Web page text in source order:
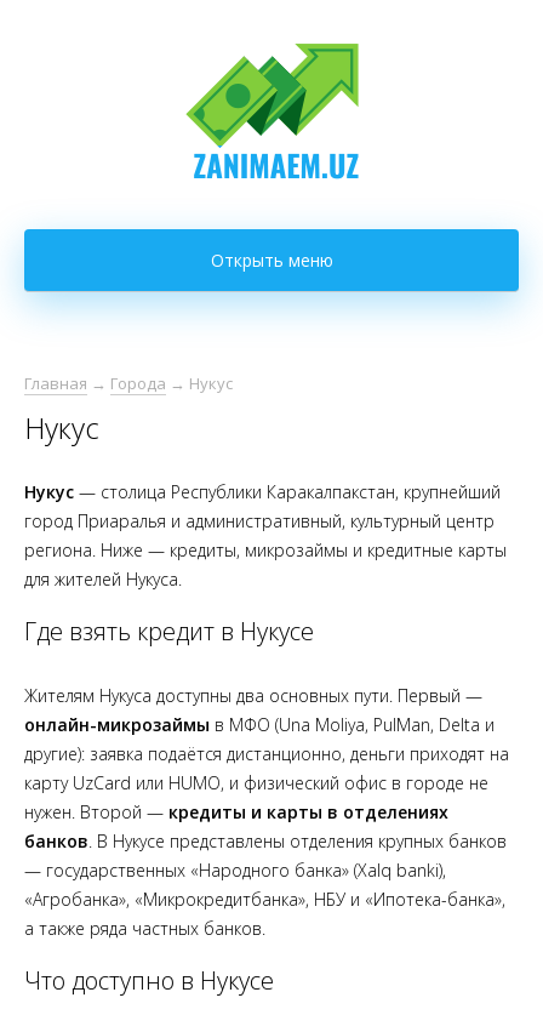
Открыть меню
Главная → Города → Нукус
Нукус
Нукус — столица Республики Каракалпакстан, крупнейший
город Приаралья и административный, культурный центр
региона. Ниже — кредиты, микрозаймы и кредитные карты
для жителей Нукуса.
Где взять кредит в Нукусе
Жителям Нукуса доступны два основных пути. Первый —
онлайн-микрозаймы в МФО (Una Moliya, PulMan, Delta и
другие): заявка подаётся дистанционно, деньги приходят на
карту UzCard или HUMO, и физический офис в городе не
нужен. Второй — кредиты и карты в отделениях
банков. В Нукусе представлены отделения крупных банков
— государственных «Народного банка» (Xalq banki),
«Агробанка», «Микрокредитбанка», НБУ и «Ипотека-банка»,
а также ряда частных банков.
Что доступно в Нукусе